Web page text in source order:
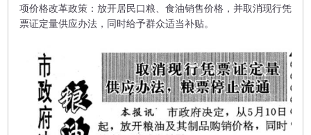
项价格改革政策：放开居民口粮、食油销售价格，并取消现行凭
票证定量供应办法，同时给予群众适当补贴。